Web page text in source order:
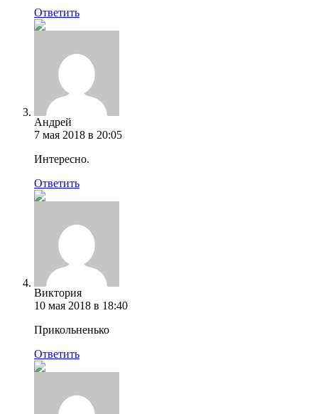
Ответить
Андрей
7 мая 2018 в 20:05
Интересно.
Ответить
Виктория
10 мая 2018 в 18:40
Прикольненько
Ответить